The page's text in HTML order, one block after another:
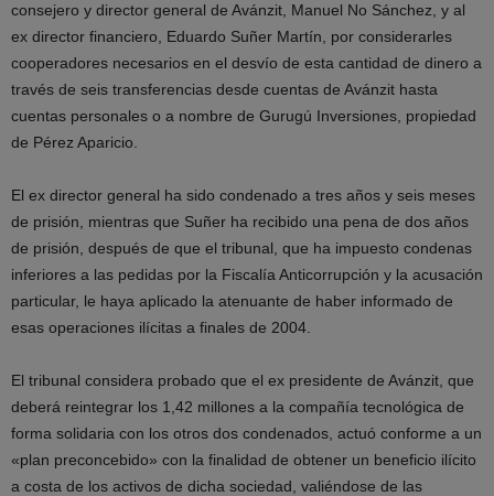
consejero y director general de Avánzit, Manuel No Sánchez, y al
ex director financiero, Eduardo Suñer Martín, por considerarles
cooperadores necesarios en el desvío de esta cantidad de dinero a
través de seis transferencias desde cuentas de Avánzit hasta
cuentas personales o a nombre de Gurugú Inversiones, propiedad
de Pérez Aparicio.
El ex director general ha sido condenado a tres años y seis meses
de prisión, mientras que Suñer ha recibido una pena de dos años
de prisión, después de que el tribunal, que ha impuesto condenas
inferiores a las pedidas por la Fiscalía Anticorrupción y la acusación
particular, le haya aplicado la atenuante de haber informado de
esas operaciones ilícitas a finales de 2004.
El tribunal considera probado que el ex presidente de Avánzit, que
deberá reintegrar los 1,42 millones a la compañía tecnológica de
forma solidaria con los otros dos condenados, actuó conforme a un
«plan preconcebido» con la finalidad de obtener un beneficio ilícito
a costa de los activos de dicha sociedad, valiéndose de las